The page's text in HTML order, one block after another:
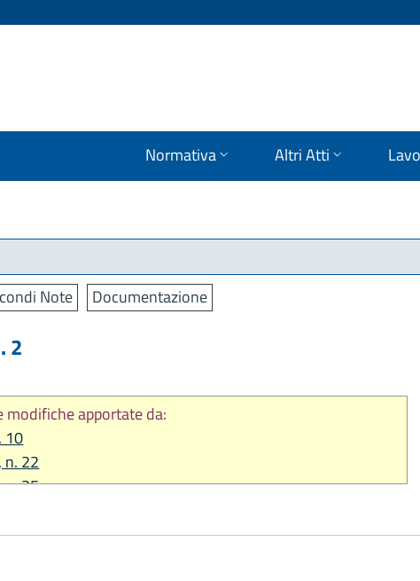
Normativa Altri Atti
Note Documentazione
2
modifiche apportate da:
10
n. 22
n. 25
25